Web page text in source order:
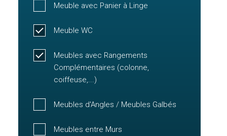
Meuble avec Panier à Linge
Meuble WC
Meubles avec Rangements
Complémentaires (colonne,
coiffeuse,...)
Meubles d'Angles / Meubles Galbés
Meubles entre Murs